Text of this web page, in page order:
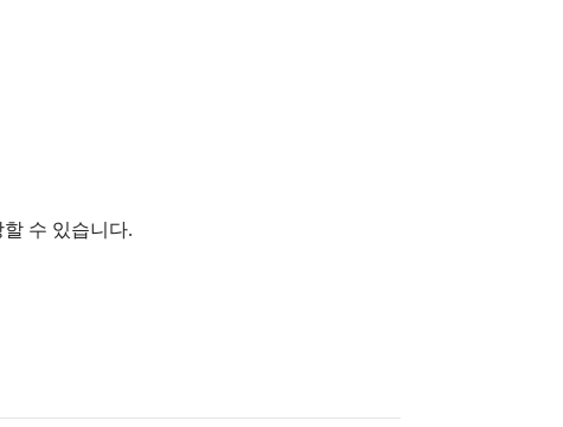
수 있습니다.